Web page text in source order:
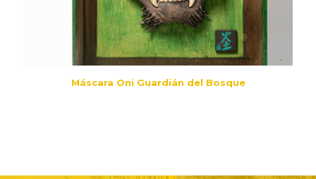
Máscara Oni Guardián del Bosque